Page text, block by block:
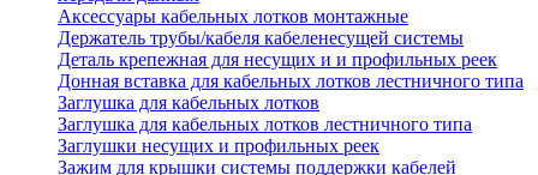
Аксессуары кабельных лотков монтажные
Держатель трубы/кабеля кабеленесущей системы
Деталь крепежная для несущих и и профильных реек
Донная вставка для кабельных лотков лестничного типа
Заглушка для кабельных лотков
Заглушка для кабельных лотков лестничного типа
Заглушки несущих и профильных реек
Зажим для крышки системы поддержки кабелей